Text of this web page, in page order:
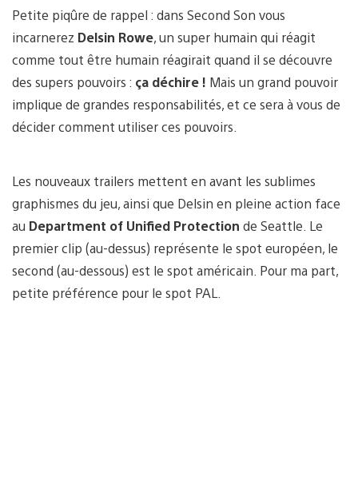
Petite piqûre de rappel : dans Second Son vous
incarnerez Delsin Rowe, un super humain qui réagit
comme tout être humain réagirait quand il se découvre
des supers pouvoirs : ça déchire ! Mais un grand pouvoir
implique de grandes responsabilités, et ce sera à vous de
décider comment utiliser ces pouvoirs.
Les nouveaux trailers mettent en avant les sublimes
graphismes du jeu, ainsi que Delsin en pleine action face
au Department of Unified Protection de Seattle. Le
premier clip (au-dessus) représente le spot européen, le
second (au-dessous) est le spot américain. Pour ma part,
petite préférence pour le spot PAL.